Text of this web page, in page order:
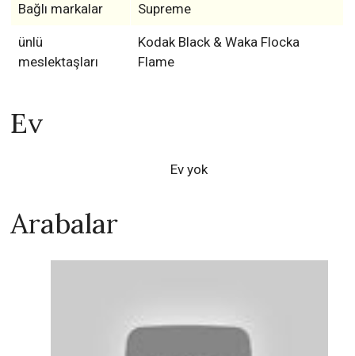
Bağlı markalar Supreme
ünlü
meslektaşları
Kodak Black & Waka Flocka
Flame
Ev
Ev yok
Arabalar